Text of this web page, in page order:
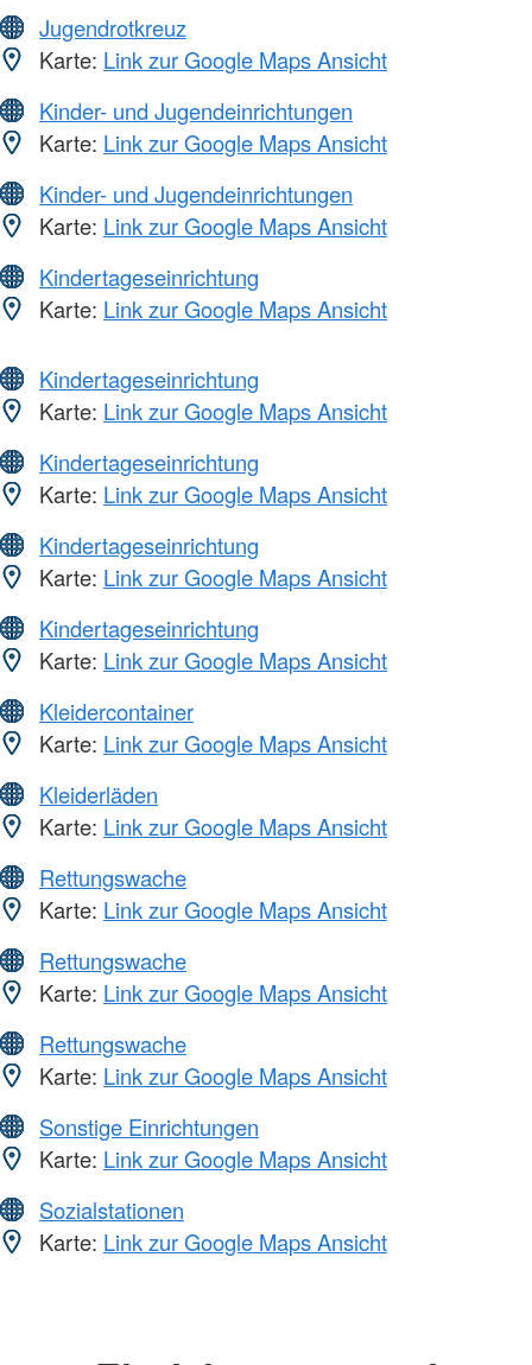
Jugendrotkreuz
Karte: Link zur Google Maps Ansicht
Kinder- und Jugendeinrichtungen
Karte: Link zur Google Maps Ansicht
Kinder- und Jugendeinrichtungen
Karte: Link zur Google Maps Ansicht
Kindertageseinrichtung
Karte: Link zur Google Maps Ansicht
Kindertageseinrichtung
Karte: Link zur Google Maps Ansicht
Kindertageseinrichtung
Karte: Link zur Google Maps Ansicht
Kindertageseinrichtung
Karte: Link zur Google Maps Ansicht
Kindertageseinrichtung
Karte: Link zur Google Maps Ansicht
Kleidercontainer
Karte: Link zur Google Maps Ansicht
Kleiderläden
Karte: Link zur Google Maps Ansicht
Rettungswache
Karte: Link zur Google Maps Ansicht
Rettungswache
Karte: Link zur Google Maps Ansicht
Rettungswache
Karte: Link zur Google Maps Ansicht
Sonstige Einrichtungen
Karte: Link zur Google Maps Ansicht
Sozialstationen
Karte: Link zur Google Maps Ansicht